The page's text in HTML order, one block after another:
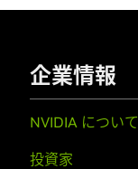
企業情報
NVIDIA について
投資家